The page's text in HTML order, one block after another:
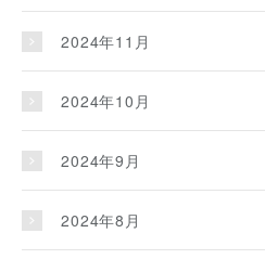
2024年11月
2024年10月
2024年9月
2024年8月